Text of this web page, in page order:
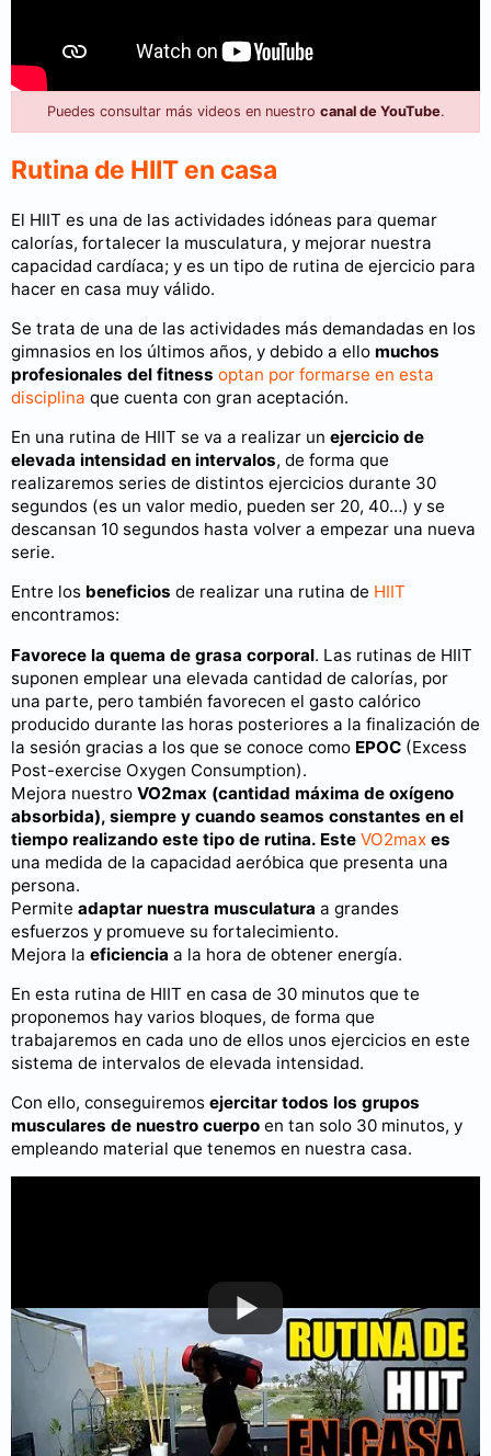
Puedes consultar más videos en nuestro canal de YouTube.
Rutina de HIIT en casa
El HIIT es una de las actividades idóneas para quemar
calorías, fortalecer la musculatura, y mejorar nuestra
capacidad cardíaca; y es un tipo de rutina de ejercicio para
hacer en casa muy válido.
Se trata de una de las actividades más demandadas en los
gimnasios en los últimos años, y debido a ello muchos
profesionales del fitness optan por formarse en esta
disciplina que cuenta con gran aceptación.
En una rutina de HIIT se va a realizar un ejercicio de
elevada intensidad en intervalos, de forma que
realizaremos series de distintos ejercicios durante 30
segundos (es un valor medio, pueden ser 20, 40…) y se
descansan 10 segundos hasta volver a empezar una nueva
serie.
Entre los beneficios de realizar una rutina de HIIT
encontramos:
Favorece la quema de grasa corporal. Las rutinas de HIIT
suponen emplear una elevada cantidad de calorías, por
una parte, pero también favorecen el gasto calórico
producido durante las horas posteriores a la finalización de
la sesión gracias a los que se conoce como EPOC (Excess
Post-exercise Oxygen Consumption).
Mejora nuestro VO2max (cantidad máxima de oxígeno
absorbida), siempre y cuando seamos constantes en el
tiempo realizando este tipo de rutina. Este VO2max es
una medida de la capacidad aeróbica que presenta una
persona.
Permite adaptar nuestra musculatura a grandes
esfuerzos y promueve su fortalecimiento.
Mejora la eficiencia a la hora de obtener energía.
En esta rutina de HIIT en casa de 30 minutos que te
proponemos hay varios bloques, de forma que
trabajaremos en cada uno de ellos unos ejercicios en este
sistema de intervalos de elevada intensidad.
Con ello, conseguiremos ejercitar todos los grupos
musculares de nuestro cuerpo en tan solo 30 minutos, y
empleando material que tenemos en nuestra casa.